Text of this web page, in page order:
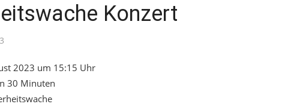
Konzert
2023 um 15:15 Uhr
30 Minuten